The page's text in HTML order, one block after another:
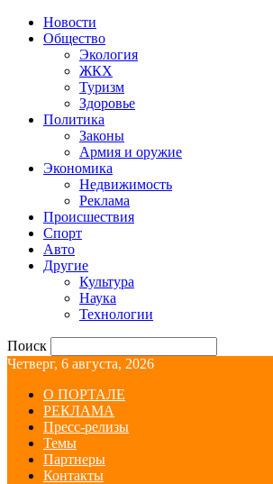
Новости
Общество
Экология
ЖКХ
Туризм
Здоровье
Политика
Законы
Армия и оружие
Экономика
Недвижимость
Реклама
Происшествия
Спорт
Авто
Другие
Культура
Наука
Технологии
Поиск
Четверг, 6 августа, 2026
О ПОРТАЛЕ
РЕКЛАМА
Пресс-релизы
Темы
Партнеры
Контакты